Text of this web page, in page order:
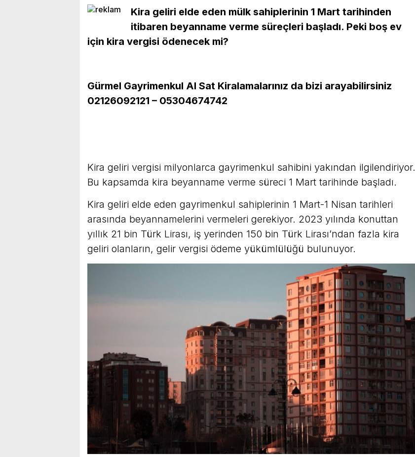
Kira geliri elde eden mülk sahiplerinin 1 Mart tarihinden
itibaren beyanname verme süreçleri başladı. Peki boş ev
için kira vergisi ödenecek mi?
Gürmel Gayrimenkul Al Sat Kiralamalarınız da bizi arayabilirsiniz
02126092121 – 05304674742
Kira geliri vergisi milyonlarca gayrimenkul sahibini yakından ilgilendiriyor.
Bu kapsamda kira beyanname verme süreci 1 Mart tarihinde başladı.
Kira geliri elde eden gayrimenkul sahiplerinin 1 Mart-1 Nisan tarihleri
arasında beyannamelerini vermeleri gerekiyor. 2023 yılında konuttan
yıllık 21 bin Türk Lirası, iş yerinden 150 bin Türk Lirası’ndan fazla kira
geliri olanların, gelir vergisi ödeme yükümlülüğü bulunuyor.